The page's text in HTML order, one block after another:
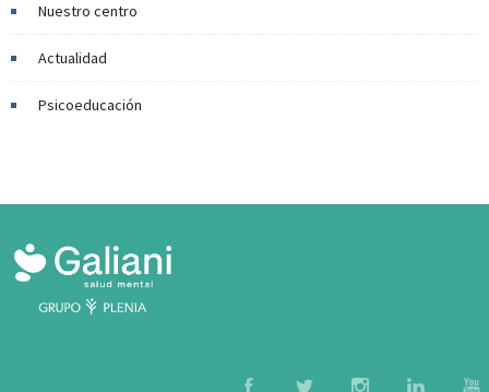
Nuestro centro
Actualidad
Psicoeducación